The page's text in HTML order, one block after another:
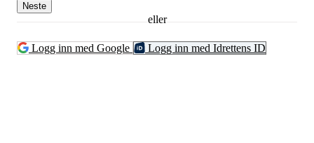
Neste
eller
Logg inn med Google Logg inn med Idrettens ID